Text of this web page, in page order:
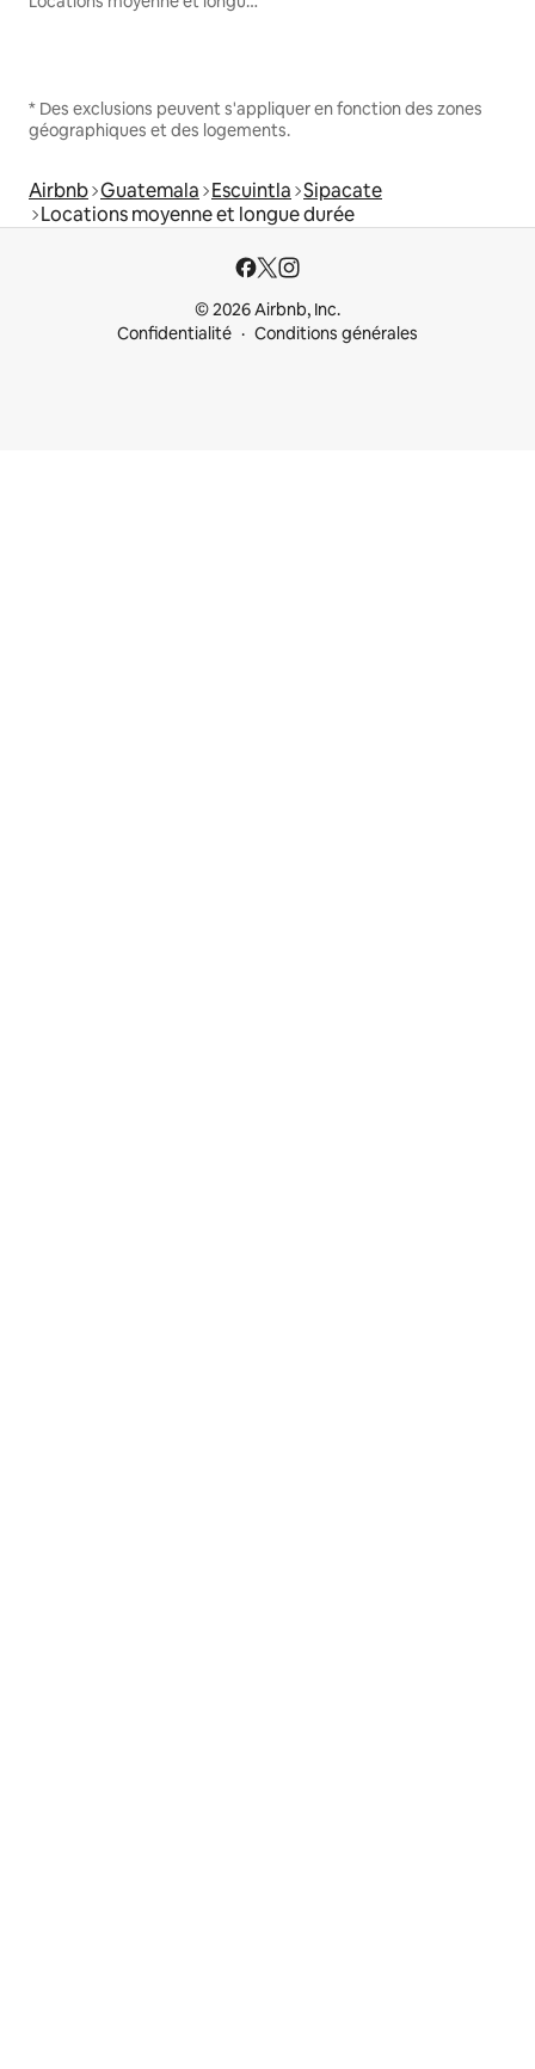
* Des exclusions peuvent s'appliquer en fonction des zones
géographiques et des logements.
Airbnb Guatemala Escuintla Sipacate
Locations moyenne et longue durée
© 2026 Airbnb, Inc.
Confidentialité
Conditions générales